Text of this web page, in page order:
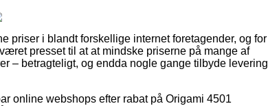
priser i blandt forskellige internet foretagender, og for
presset til at at mindske priserne på mange af
– betragteligt, og endda nogle gange tilbyde levering
online webshops efter rabat på Origami 4501